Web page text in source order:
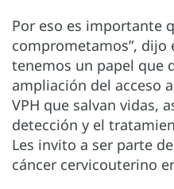
Por eso es importante
comprometamos”, dijo
tenemos un papel que
ampliación del acceso
VPH que salvan vidas,
detección y el
Les invito a ser parte
cáncer cervicouterino